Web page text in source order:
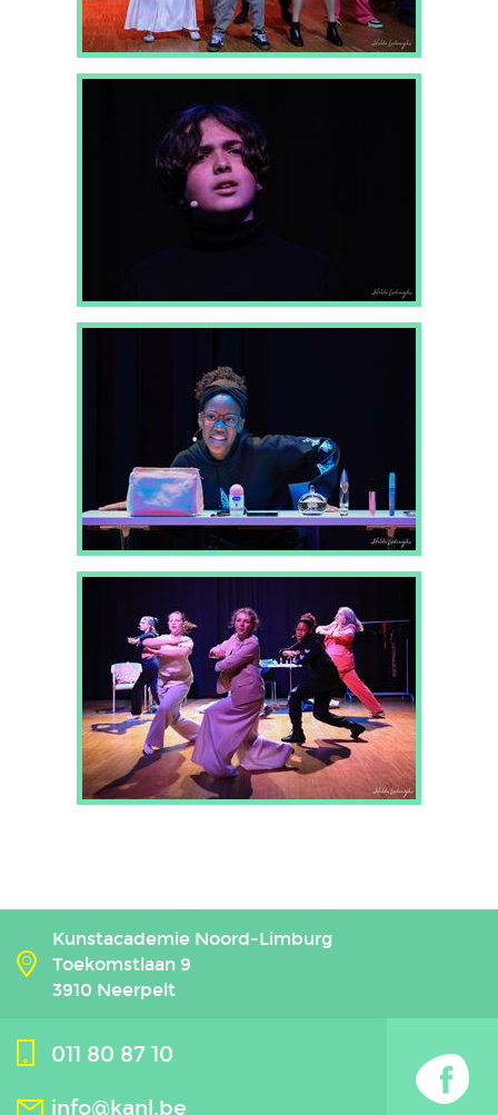
Kunstacademie Noord-Limburg
Toekomstlaan 9
3910 Neerpelt
011 80 87 10
info@kanl.be